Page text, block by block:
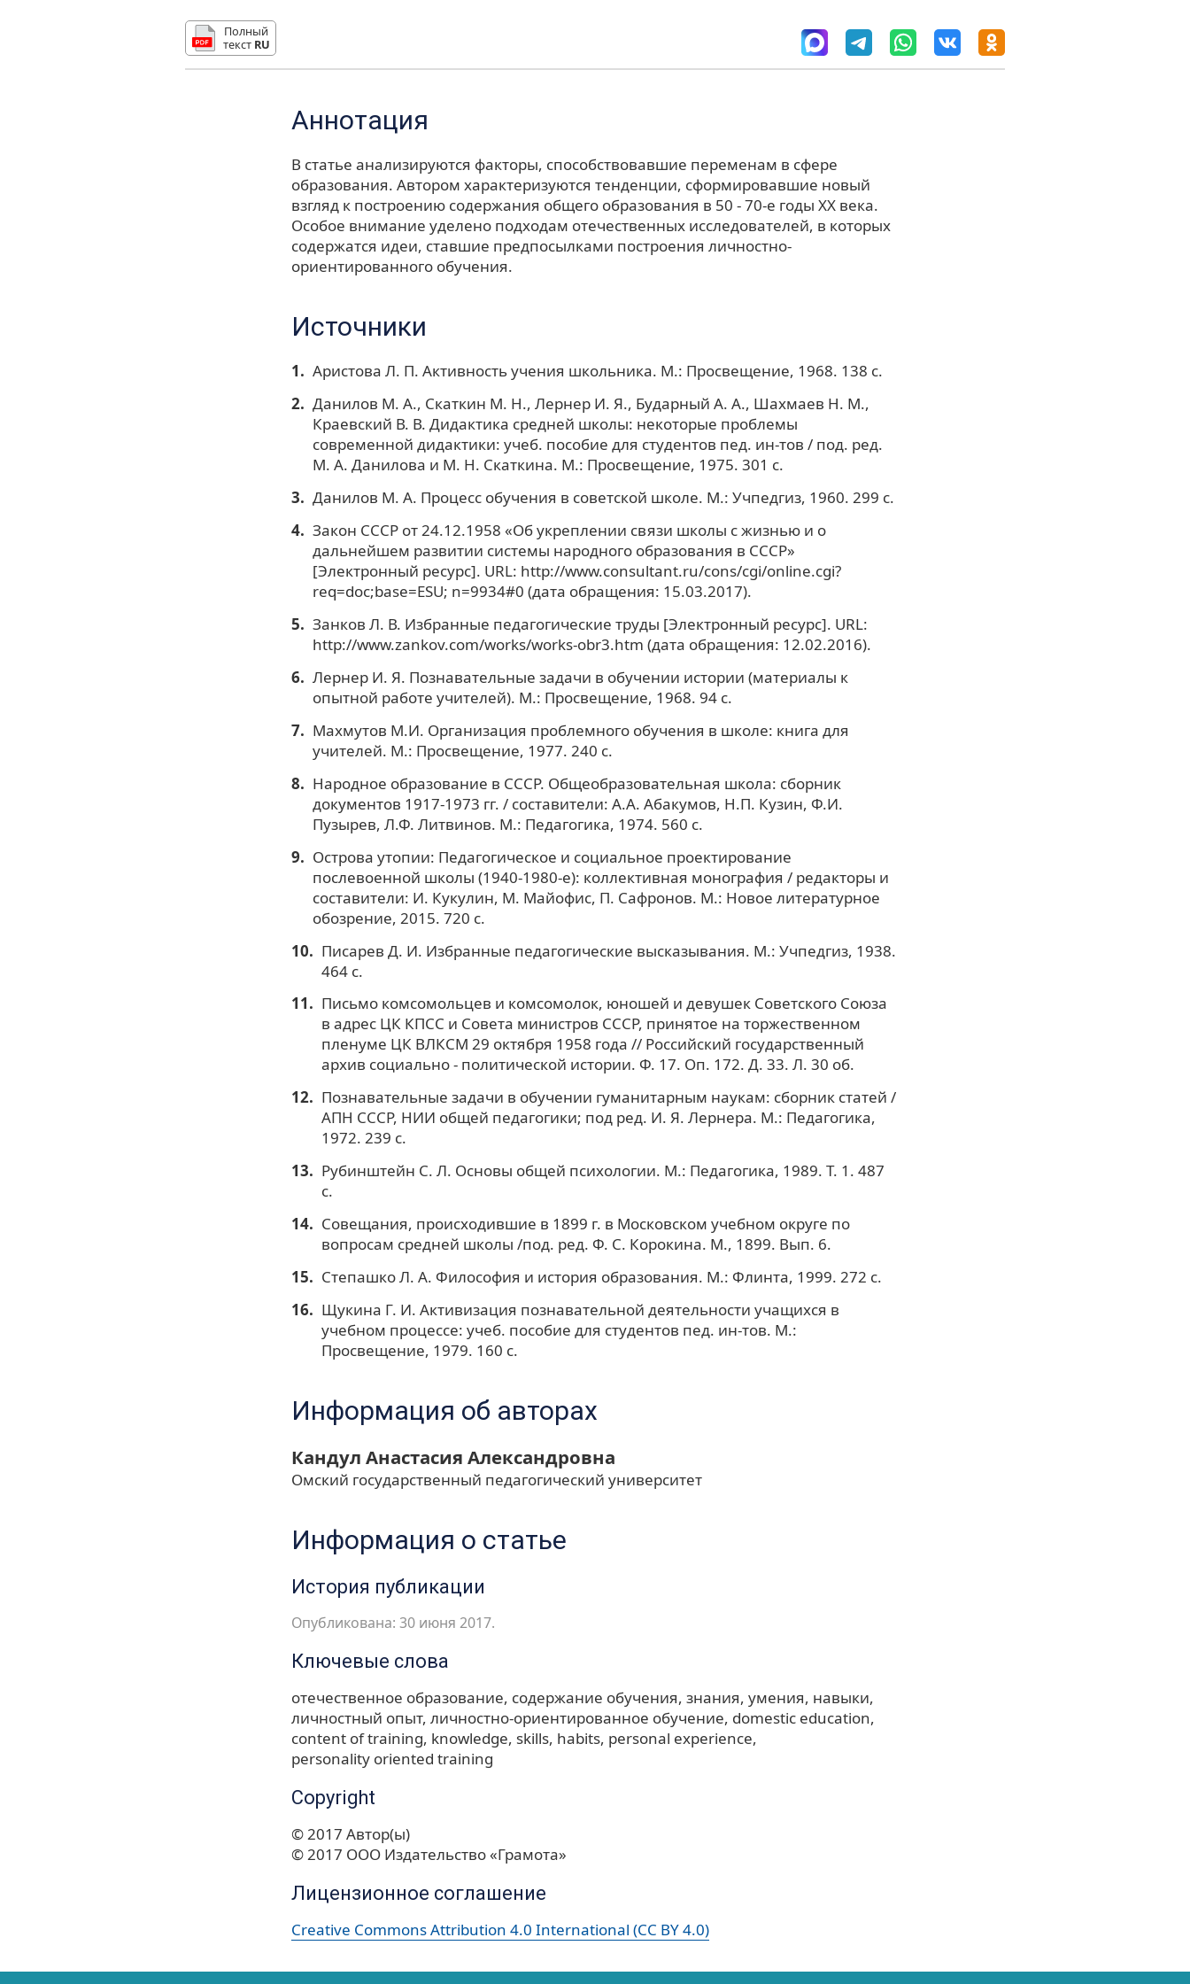
Полный
текст RU
Аннотация
В статье анализируются факторы, способствовавшие переменам в сфере
образования. Автором характеризуются тенденции, сформировавшие новый
взгляд к построению содержания общего образования в 50 - 70-е годы XX века.
Особое внимание уделено подходам отечественных исследователей, в которых
содержатся идеи, ставшие предпосылками построения личностно-
ориентированного обучения.
Источники
Аристова Л. П. Активность учения школьника. М.: Просвещение, 1968. 138 с.
Данилов М. А., Скаткин М. Н., Лернер И. Я., Бударный А. А., Шахмаев Н. М.,
Краевский В. В. Дидактика средней школы: некоторые проблемы
современной дидактики: учеб. пособие для студентов пед. ин-тов / под. ред.
М. А. Данилова и М. Н. Скаткина. М.: Просвещение, 1975. 301 с.
Данилов М. А. Процесс обучения в советской школе. М.: Учпедгиз, 1960. 299 с.
Закон СССР от 24.12.1958 «Об укреплении связи школы с жизнью и о
дальнейшем развитии системы народного образования в СССР»
[Электронный ресурс]. URL: http://www.consultant.ru/cons/cgi/online.cgi?
req=doc;base=ESU; n=9934#0 (дата обращения: 15.03.2017).
Занков Л. В. Избранные педагогические труды [Электронный ресурс]. URL:
http://www.zankov.com/works/works-obr3.htm (дата обращения: 12.02.2016).
Лернер И. Я. Познавательные задачи в обучении истории (материалы к
опытной работе учителей). М.: Просвещение, 1968. 94 с.
Махмутов М.И. Организация проблемного обучения в школе: книга для
учителей. М.: Просвещение, 1977. 240 с.
Народное образование в СССР. Общеобразовательная школа: сборник
документов 1917-1973 гг. / составители: А.А. Абакумов, Н.П. Кузин, Ф.И.
Пузырев, Л.Ф. Литвинов. М.: Педагогика, 1974. 560 с.
Острова утопии: Педагогическое и социальное проектирование
послевоенной школы (1940-1980-е): коллективная монография / редакторы и
составители: И. Кукулин, М. Майофис, П. Сафронов. М.: Новое литературное
обозрение, 2015. 720 с.
Писарев Д. И. Избранные педагогические высказывания. М.: Учпедгиз, 1938.
464 с.
Письмо комсомольцев и комсомолок, юношей и девушек Советского Союза
в адрес ЦК КПСС и Совета министров СССР, принятое на торжественном
пленуме ЦК ВЛКСМ 29 октября 1958 года // Российский государственный
архив социально - политической истории. Ф. 17. Оп. 172. Д. 33. Л. 30 об.
Познавательные задачи в обучении гуманитарным наукам: сборник статей /
АПН СССР, НИИ общей педагогики; под ред. И. Я. Лернера. М.: Педагогика,
1972. 239 с.
Рубинштейн С. Л. Основы общей психологии. М.: Педагогика, 1989. Т. 1. 487
с.
Совещания, происходившие в 1899 г. в Московском учебном округе по
вопросам средней школы /под. ред. Ф. С. Корокина. М., 1899. Вып. 6.
Степашко Л. А. Философия и история образования. М.: Флинта, 1999. 272 с.
Щукина Г. И. Активизация познавательной деятельности учащихся в
учебном процессе: учеб. пособие для студентов пед. ин-тов. М.:
Просвещение, 1979. 160 с.
Информация об авторах
Кандул Анастасия Александровна
Омский государственный педагогический университет
Информация о статье
История публикации
Опубликована: 30 июня 2017.
Ключевые слова
отечественное образование содержание обучения знания умения навыки
личностный опыт личностно-ориентированное обучение domestic education
content of training knowledge skills habits personal experience
personality oriented training
Copyright
© 2017 Автор(ы)
© 2017 ООО Издательство «Грамота»
Лицензионное соглашение
Creative Commons Attribution 4.0 International (CC BY 4.0)